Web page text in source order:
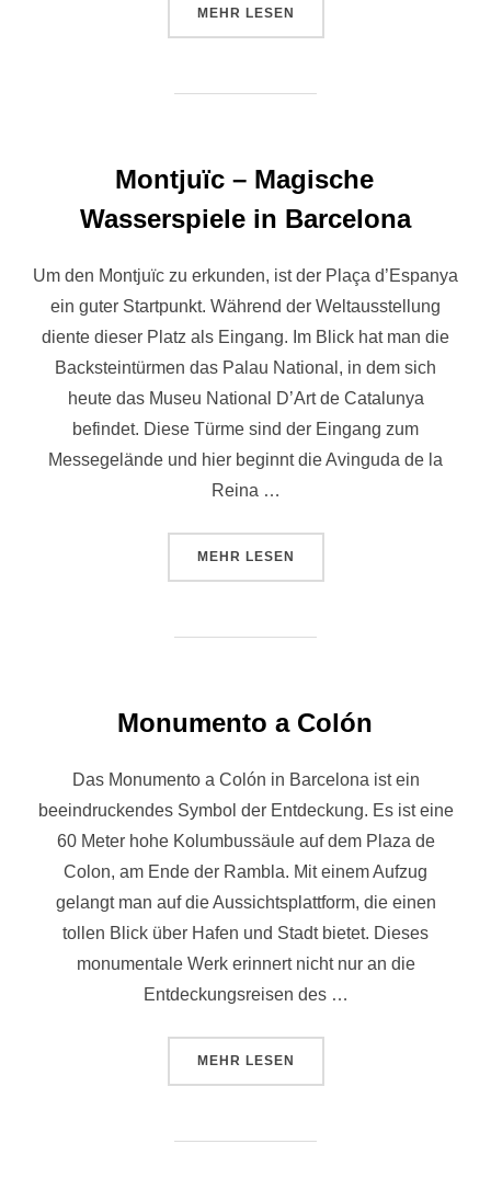
MEHR ÜBER „MERCAT DE LA
LESEN
Montjuïc – Magische
Wasserspiele in Barcelona
Um den Montjuïc zu erkunden, ist der Plaça d’Espanya
ein guter Startpunkt. Während der Weltausstellung
diente dieser Platz als Eingang. Im Blick hat man die
Backsteintürmen das Palau National, in dem sich
heute das Museu National D’Art de Catalunya
befindet. Diese Türme sind der Eingang zum
Messegelände und hier beginnt die Avinguda de la
Reina …
MEHR ÜBER „MONTJUÏC – MAGISCHE
LESEN
Monumento a Colón
Das Monumento a Colón in Barcelona ist ein
beeindruckendes Symbol der Entdeckung. Es ist eine
60 Meter hohe Kolumbussäule auf dem Plaza de
Colon, am Ende der Rambla. Mit einem Aufzug
gelangt man auf die Aussichtsplattform, die einen
tollen Blick über Hafen und Stadt bietet. Dieses
monumentale Werk erinnert nicht nur an die
Entdeckungsreisen des …
MEHR ÜBER „MONUMENTO A COLÓN“
LESEN